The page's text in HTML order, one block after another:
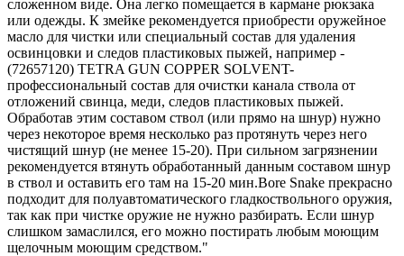
сложенном виде. Она легко помещается в кармане рюкзака
или одежды. К змейке рекомендуется приобрести оружейное
масло для чистки или специальный состав для удаления
освинцовки и следов пластиковых пыжей, например -
(72657120) TETRA GUN COPPER SOLVENT-
профессиональный состав для очистки канала ствола от
отложений свинца, меди, следов пластиковых пыжей.
Обработав этим составом ствол (или прямо на шнур) нужно
через некоторое время несколько раз протянуть через него
чистящий шнур (не менее 15-20). При сильном загрязнении
рекомендуется втянуть обработанный данным составом шнур
в ствол и оставить его там на 15-20 мин.Bore Snake прекрасно
подходит для полуавтоматического гладкоствольного оружия,
так как при чистке оружие не нужно разбирать. Если шнур
слишком замаслился, его можно постирать любым моющим
щелочным моющим средством."